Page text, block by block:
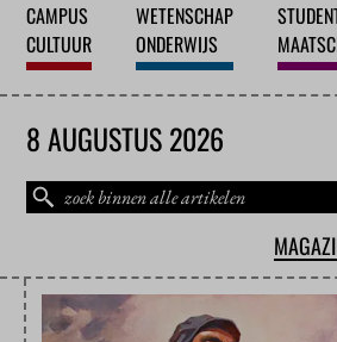
CAMPUS
CULTUUR
WETENSCHAP
ONDERWIJS
8 AUGUSTUS 2026